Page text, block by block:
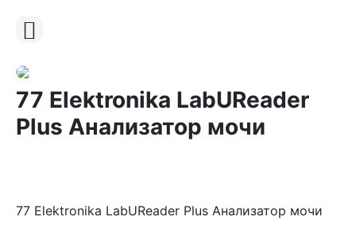
77 Elektronika LabUReader
Plus Анализатор мочи
77 Elektronika LabUReader Plus Анализатор мочи